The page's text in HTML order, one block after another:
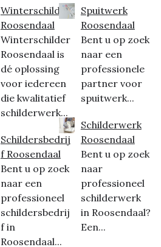
Winterschilder
Roosendaal
Winterschilder
Roosendaal is
dé oplossing
voor iedereen
die kwalitatief
schilderwerk...
Schildersbedrij
f Roosendaal
Bent u op zoek
naar een
professioneel
schildersbedrij
f in
Roosendaal...
Spuitwerk
Roosendaal
Bent u op zoek
naar een
professionele
partner voor
spuitwerk...
Schilderwerk
Roosendaal
Bent u op zoek
naar
professioneel
schilderwerk
in Roosendaal?
Een...